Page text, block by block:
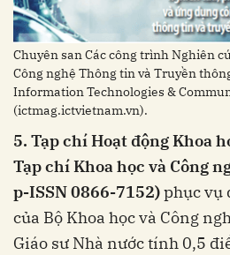
Chuyên san Các công trình Nghiên
Công nghệ Thông tin và Truyền
Information Technologies &
(ictmag.ictvietnam.vn).
5. Tạp chí Hoạt động Khoa
Tạp chí Khoa học và Công
p-ISSN 0866-7152)phục vụ
của Bộ Khoa học và Công
Giáo sư Nhà nước tính 0,5